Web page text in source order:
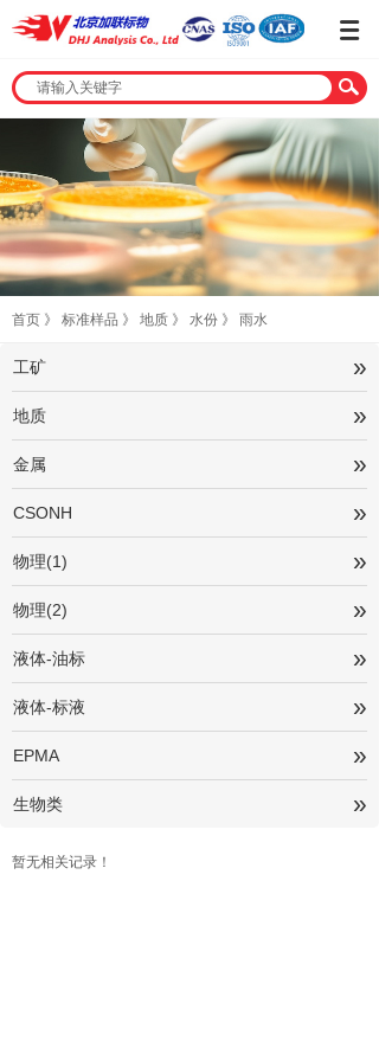
首页 》 标准样品 》 地质 》 水份 》 雨水
工矿 »
地质 »
金属 »
CSONH »
物理(1) »
物理(2) »
液体-油标 »
液体-标液 »
EPMA »
生物类 »
暂无相关记录！